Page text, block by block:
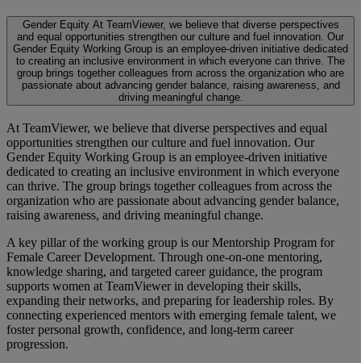
Gender Equity At TeamViewer, we believe that diverse perspectives
and equal opportunities strengthen our culture and fuel innovation. Our
Gender Equity Working Group is an employee-driven initiative dedicated
to creating an inclusive environment in which everyone can thrive. The
group brings together colleagues from across the organization who are
passionate about advancing gender balance, raising awareness, and
driving meaningful change.
At TeamViewer, we believe that diverse perspectives and equal
opportunities strengthen our culture and fuel innovation. Our
Gender Equity Working Group is an employee-driven initiative
dedicated to creating an inclusive environment in which everyone
can thrive. The group brings together colleagues from across the
organization who are passionate about advancing gender balance,
raising awareness, and driving meaningful change.
A key pillar of the working group is our Mentorship Program for
Female Career Development. Through one-on-one mentoring,
knowledge sharing, and targeted career guidance, the program
supports women at TeamViewer in developing their skills,
expanding their networks, and preparing for leadership roles. By
connecting experienced mentors with emerging female talent, we
foster personal growth, confidence, and long-term career
progression.